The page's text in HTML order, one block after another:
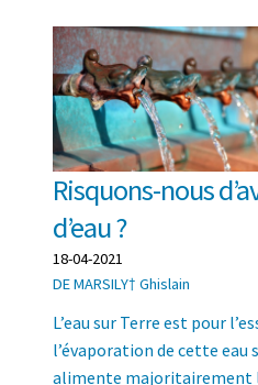
Risquons-nous
d’eau ?
18-04-2021
DE MARSILY† Ghislain
L’eau sur Terre est pour
l’évaporation de cette eau
alimente majoritairement